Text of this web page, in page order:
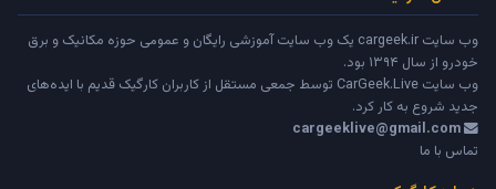
وب سایت cargeek.ir یک وب سایت آموزشی رایگان و عمومی حوزه مکانیک و برق
خودرو از سال ۱۳۹۴ بود.
وب سایت CarGeek.Live توسط جمعی مستقل از کاربران کارگیک قدیم با ایده‌های
جدید شروع به کار کرد.
cargeeklive@gmail.com
تماس با ما